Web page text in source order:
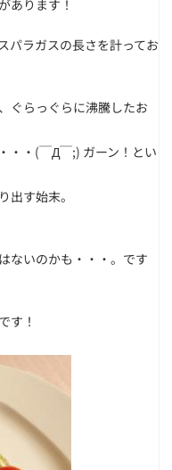
あります！
パラガスの長さを計ってお
ぐらっぐらに沸騰したお
・・(￣Д￣;) ガーン！とい
出す始末。
ないのかも・・・。です
す！